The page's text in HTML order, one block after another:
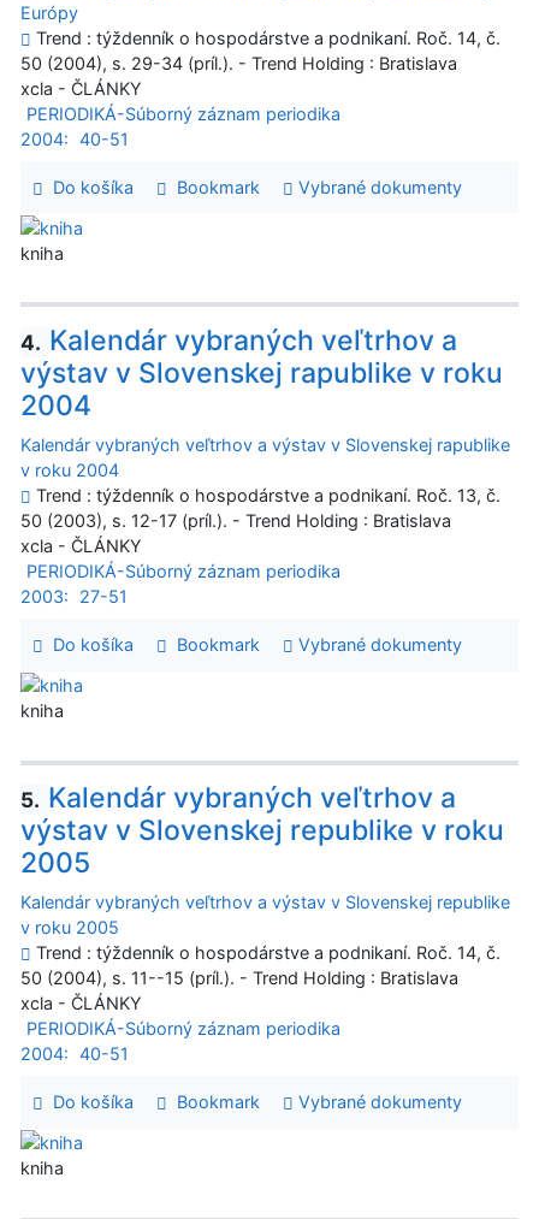
Európy
Trend : týždenník o hospodárstve a podnikaní. Roč. 14, č.
50 (2004), s. 29-34 (príl.). - Trend Holding : Bratislava
xcla - ČLÁNKY
PERIODIKÁ-Súborný záznam periodika
2004: 40-51
Do košíka Bookmark Vybrané dokumenty
kniha
4. Kalendár vybraných veľtrhov a
výstav v Slovenskej rapublike v roku
2004
Kalendár vybraných veľtrhov a výstav v Slovenskej rapublike
v roku 2004
Trend : týždenník o hospodárstve a podnikaní. Roč. 13, č.
50 (2003), s. 12-17 (príl.). - Trend Holding : Bratislava
xcla - ČLÁNKY
PERIODIKÁ-Súborný záznam periodika
2003:
27-51
Do košíka Bookmark Vybrané dokumenty
kniha
5. Kalendár vybraných veľtrhov a
výstav v Slovenskej republike v roku
2005
Kalendár vybraných veľtrhov a výstav v Slovenskej republike
v roku 2005
Trend : týždenník o hospodárstve a podnikaní. Roč. 14, č.
50 (2004), s. 11--15 (príl.). - Trend Holding : Bratislava
xcla - ČLÁNKY
PERIODIKÁ-Súborný záznam periodika
2004: 40-51
Do košíka Bookmark Vybrané dokumenty
kniha